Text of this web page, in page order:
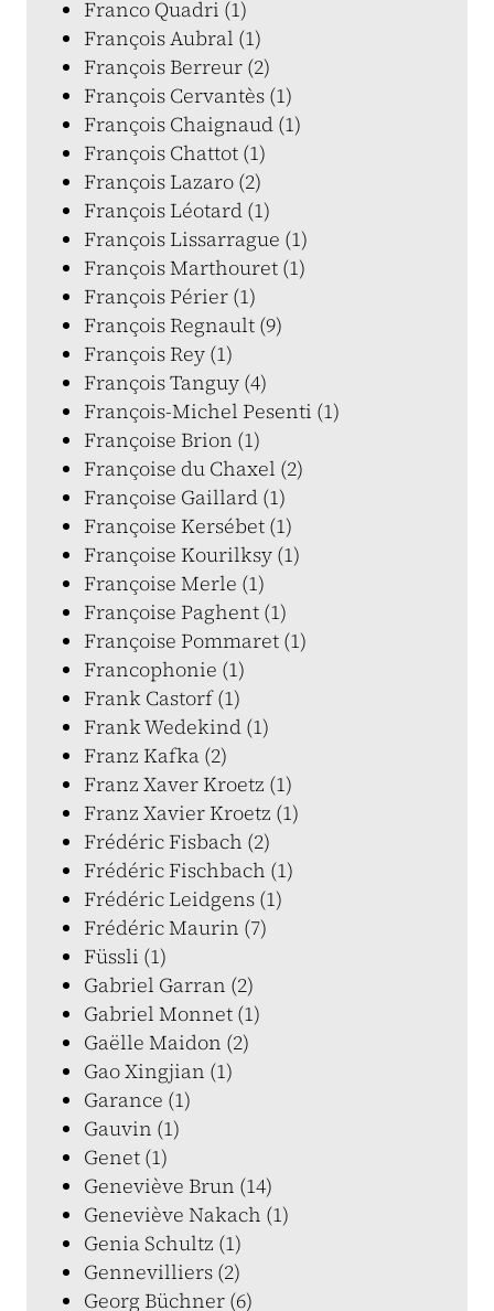
Franco Quadri (1)
François Aubral (1)
François Berreur (2)
François Cervantès (1)
François Chaignaud (1)
François Chattot (1)
François Lazaro (2)
François Léotard (1)
François Lissarrague (1)
François Marthouret (1)
François Périer (1)
François Regnault (9)
François Rey (1)
François Tanguy (4)
François-Michel Pesenti (1)
Françoise Brion (1)
Françoise du Chaxel (2)
Françoise Gaillard (1)
Françoise Kersébet (1)
Françoise Kourilksy (1)
Françoise Merle (1)
Françoise Paghent (1)
Françoise Pommaret (1)
Francophonie (1)
Frank Castorf (1)
Frank Wedekind (1)
Franz Kafka (2)
Franz Xaver Kroetz (1)
Franz Xavier Kroetz (1)
Frédéric Fisbach (2)
Frédéric Fischbach (1)
Frédéric Leidgens (1)
Frédéric Maurin (7)
Füssli (1)
Gabriel Garran (2)
Gabriel Monnet (1)
Gaëlle Maidon (2)
Gao Xingjian (1)
Garance (1)
Gauvin (1)
Genet (1)
Geneviève Brun (14)
Geneviève Nakach (1)
Genia Schultz (1)
Gennevilliers (2)
Georg Büchner (6)